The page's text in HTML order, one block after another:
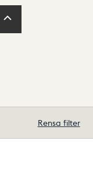
Rensa filter